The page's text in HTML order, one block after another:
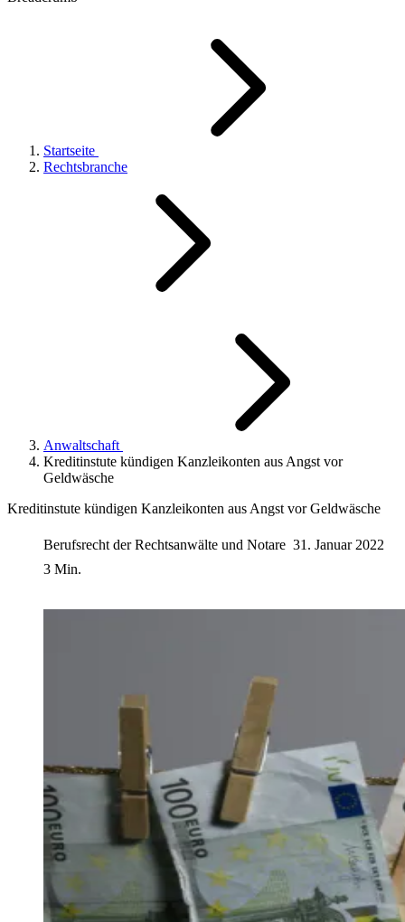
Startseite
Rechtsbranche
Anwaltschaft
Kreditinstute kündigen Kanzleikonten aus Angst vor
Geldwäsche
Kreditinstute kündigen Kanzleikonten aus Angst vor Geldwäsche
Berufsrecht der Rechtsanwälte und Notare 31. Januar 2022
3 Min.